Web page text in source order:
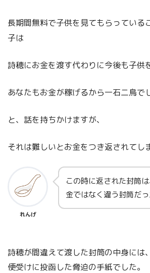
長期間無料で子供を見てもらっている
子は
詩穂にお金を渡す代わりに今後も子供
あなたもお金が稼げるから一石二鳥で
と、話を持ちかけますが、
それは難しいとお金をつき返されてし
れんげ
この時に返された封筒
金ではなく違う封筒だっ
詩穂が間違えて渡した封筒の中身には
便受けに投函した脅迫の手紙でした。